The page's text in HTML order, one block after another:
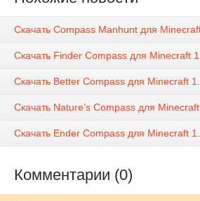
Скачать Compass Manhunt для
Скачать Finder Compass для Minecraft
Скачать Better Compass для Minecraft
Скачать Nature’s Compass для
Скачать Ender Compass для Minecraft
Комментарии (0)